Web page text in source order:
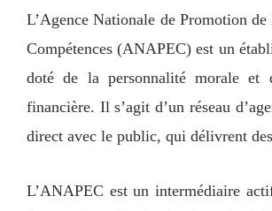
L’Agence Nationale de Promotion
Compétences (ANAPEC) est un
doté de la personnalité morale et
financière. Il s’agit d’un réseau
direct avec le public, qui délivrent
L’ANAPEC est un intermédiaire